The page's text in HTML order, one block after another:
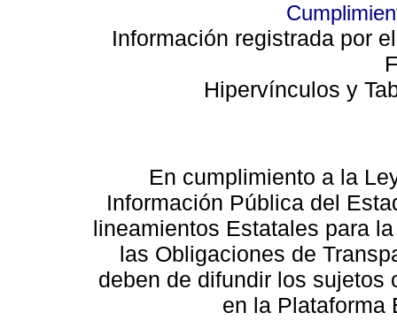
Información registrada por
Hipervínculos y
En cumplimiento a la
Información Pública del
lineamientos Estatales para
las Obligaciones de
deben de difundir los sujetos
en la Plataforma